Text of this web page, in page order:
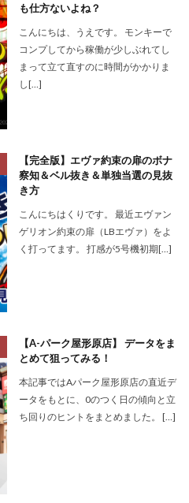
も仕方ないよね？
こんにちは、うえです。 モンキーで
コンプしてから稼働が少しぶれてし
まって立て直すのに時間がかかりま
し[…]
【完全版】エヴァ約束の扉のボナ
察知＆ベル抜き＆単独当選の見抜
き方
こんにちはくりです。 最近エヴァン
ゲリオン約束の扉（LBエヴァ）をよ
く打ってます。 打感が5号機初期[…]
【A-パーク屋形原店】 データをま
とめて狙ってみる！
本記事ではAパーク屋形原店の直近デ
ータをもとに、0のつく日の傾向と立
ち回りのヒントをまとめました。 […]